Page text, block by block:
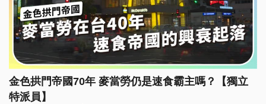
金色拱門帝國70年 麥當勞仍是速食霸主嗎？【獨立
特派員】